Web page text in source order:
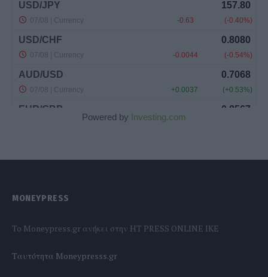
Powered by Investing.com
MONEYPRESS
To Moneypress.gr ανήκει στην HT PRESS ONLINE IKE
Tαυτότητα Moneypresss.gr